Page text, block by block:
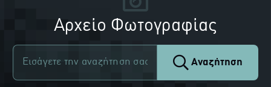
Αρχείο Φωτογραφίας
Αναζήτηση